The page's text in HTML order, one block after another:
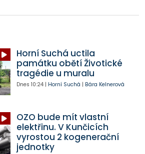
Horní Suchá uctila
památku obětí Životické
tragédie u muralu
Dnes 10:24| Horní Suchá | Bára Kelnerová
OZO bude mít vlastní
elektřinu. V Kunčicích
vyrostou 2 kogenerační
jednotky